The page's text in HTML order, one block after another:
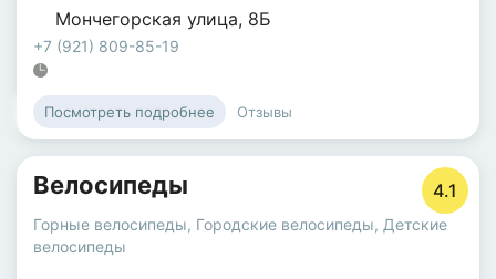
Мончегорская улица, 8Б
+7 (921) 809-85-19
Посмотреть подробнее Отзывы
Велосипеды 4.1
Горные велосипеды, Городские велосипеды, Детские
велосипеды